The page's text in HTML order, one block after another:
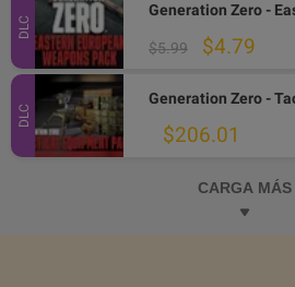
DLC
$5.99 $4.79
DLC
$206.01
CARGA MÁS